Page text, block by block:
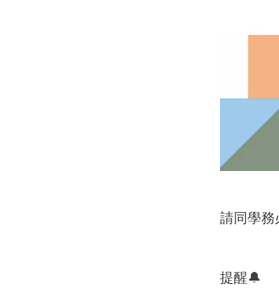
請同學務
提醒🔔